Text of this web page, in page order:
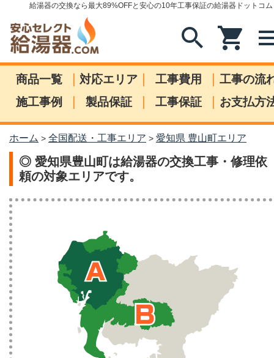
給湯器の交換なら最大89%OFFと安心の10年工事保証の給湯器ドットコム
search shopping_cart
商品一覧 | 対応エリア | 工事費用 | 工事の流
施工事例
| 製品保証 | 工事保証 | お支払方
ホーム > 全国配送・工事エリア > 愛知県 豊山町エリア
◎ 愛知県豊山町は給湯器の交換工事・修理依
頼の対象エリアです。